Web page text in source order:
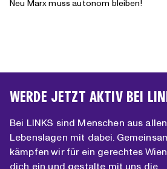
Neu Marx muss autonom bleiben!
WERDE JETZT AKTIV BEI
Bei LINKS sind Menschen aus allen
Lebenslagen mit dabei.
kämpfen wir für ein gerechtes
dich ein und gestalte mit uns die